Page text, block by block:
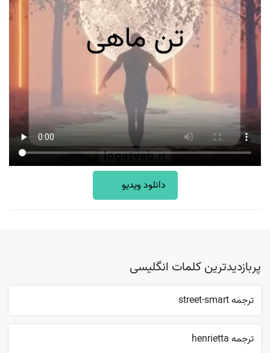
دانلود ویدیو
پربازدیدترین کلمات انگلیسی
ترجمه street-smart
ترجمه henrietta